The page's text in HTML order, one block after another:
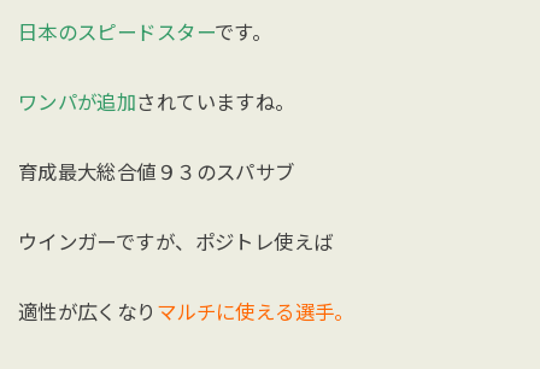
日本のスピードスターです。
ワンパが追加されていますね。
育成最大総合値９３のスパサブ
ウインガーですが、ポジトレ使えば
適性が広くなり マルチに使える選手。